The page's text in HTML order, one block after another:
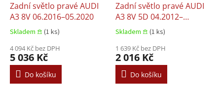
Zadní světlo pravé AUDI
A3 8V 06.2016–05.2020
Skladem 𖠿 (1 ks)
4 094 Kč bez DPH
5 036 Kč
Do košíku
Zadní světlo pravé AUDI
A3 8V 5D 04.2012–
06.2016
Skladem 𖠿 (1 ks)
1 639 Kč bez DPH
2 016 Kč
Do košíku